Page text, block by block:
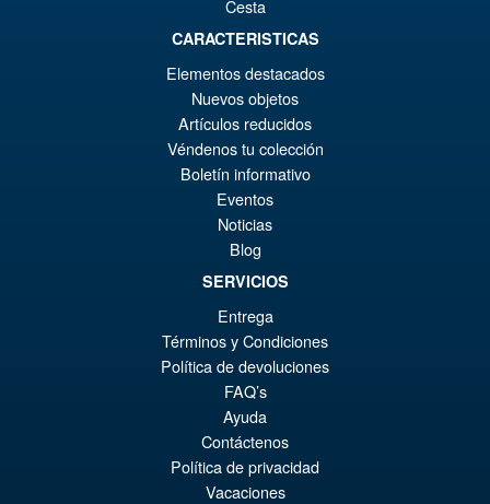
Base Ver. A ) Action Figure
PRE ORDENA
S.H. Figuarts Dragon Ball Z
Action Figure
PRE ORDENA
Cesta
CARACTERISTICAS
Elementos destacados
Nuevos objetos
Artículos reducidos
Véndenos tu colección
Boletín informativo
Eventos
Noticias
Blog
SERVICIOS
Entrega
Términos y Condiciones
Política de devoluciones
FAQ’s
Ayuda
Contáctenos
Política de privacidad
Vacaciones